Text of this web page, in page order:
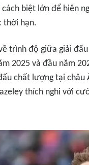
cách biệt lớn để hiên
thời hạn.
trình độ giữa giải
2025 và đầu năm
chất lượng tại
thích nghi với